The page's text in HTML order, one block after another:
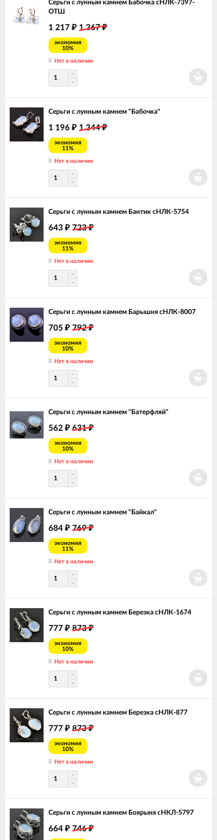
Серьги с лунным камнем Бабочка сНЛК-7397-
ОТШ
1 217 ₽ 1 367₽
экономия
10%
Нет в наличии
Серьги с лунным камнем "Бабочка"
1 196 ₽ 1 344₽
экономия
11%
Нет в наличии
Серьги с лунным камнем Бантик сНЛК-5754
643 ₽ 723₽
экономия
11%
Нет в наличии
Серьги с лунным камнем Барышня сНЛК-8007
705 ₽ 792₽
экономия
10%
Нет в наличии
Серьги с лунным камнем "Батерфляй"
562 ₽ 631₽
экономия
10%
Нет в наличии
Серьги с лунным камнем "Байкал"
684 ₽ 769₽
экономия
11%
Нет в наличии
Серьги с лунным камнем Березка сНЛК-1674
777 ₽ 873₽
экономия
10%
Нет в наличии
Серьги с лунным камнем Березка сНЛК-877
777 ₽ 873₽
экономия
10%
Нет в наличии
Серьги с лунным камнем Боярыня сНКЛ-5797
664 ₽ 746₽